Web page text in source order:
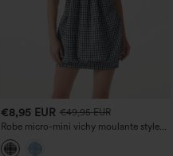
€8,95 EUR €49,95 EUR
Robe micro-mini vichy moulante style
halter, nouée dans le dos, avec soutien-
gorge intégré